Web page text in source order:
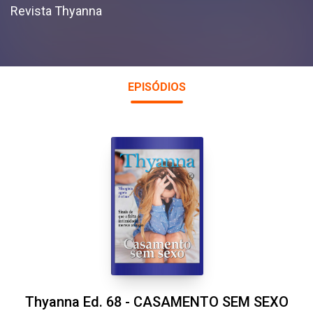
Revista Thyanna
EPISÓDIOS
Thyanna Ed. 68 - CASAMENTO SEM SEXO